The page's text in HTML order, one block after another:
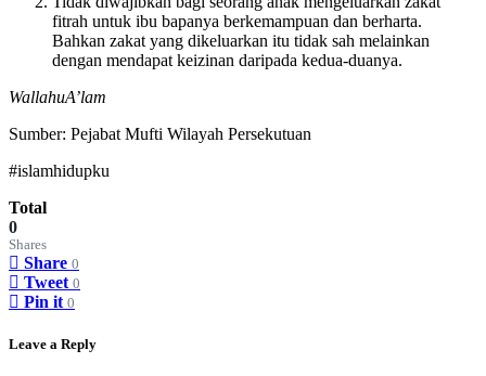
fitrah untuk ibu bapanya berkemampuan dan berharta.
Bahkan zakat yang dikeluarkan itu tidak sah melainkan
dengan mendapat keizinan daripada kedua-duanya.
WallahuA’lam
Sumber: Pejabat Mufti Wilayah Persekutuan
#islamhidupku
Total
0
Shares
Share 0
Tweet 0
Pin it 0
Leave a Reply